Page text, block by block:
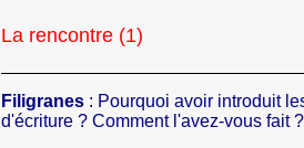
La rencontre (1)
Filigranes : Pourquoi avoir introduit
d'écriture ? Comment l'avez-vous fait ?